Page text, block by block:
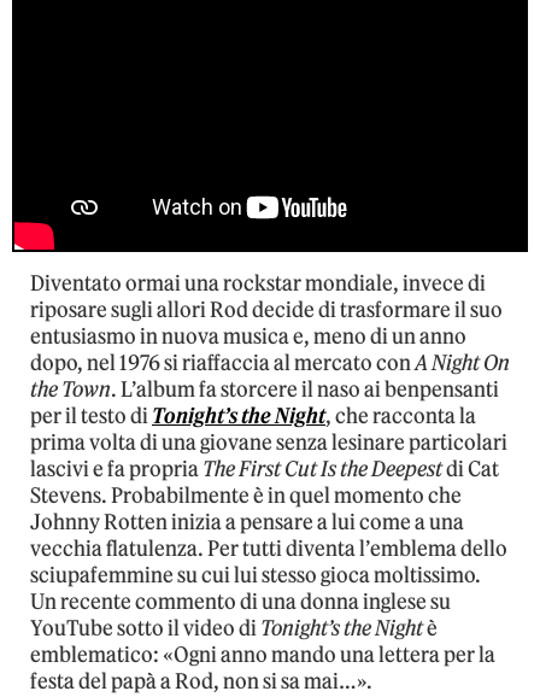
Diventato ormai una rockstar mondiale, invece di
riposare sugli allori Rod decide di trasformare il suo
entusiasmo in nuova musica e, meno di un anno
dopo, nel 1976 si riaffaccia al mercato conA Night On
the Town. L’album fa storcere il naso ai benpensanti
per il testo diTonight’s the Night, che racconta la
prima volta di una giovane senza lesinare particolari
lascivi e fa propriaThe First Cut Is the Deepestdi Cat
Stevens. Probabilmente è in quel momento che
Johnny Rotten inizia a pensare a lui come a una
vecchia flatulenza. Per tutti diventa l’emblema dello
sciupafemmine su cui lui stesso gioca moltissimo.
Un recente commento di una donna inglese su
YouTube sotto il video diTonight’s the Nightè
emblematico: «Ogni anno mando una lettera per la
festa del papà a Rod, non si sa mai…».